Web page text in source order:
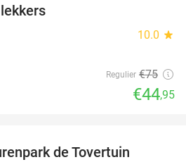
10.0 star
Regulier €75
€44,95
de Tovertuin